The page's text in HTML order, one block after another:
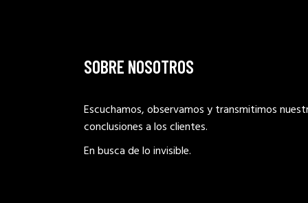
SOBRE NOSOTROS
Escuchamos, observamos y transmitimos
conclusiones a los clientes.
En busca de lo invisible.